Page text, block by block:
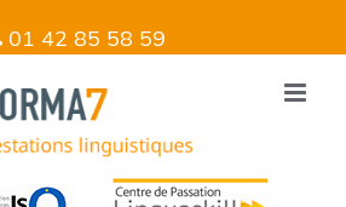
01 42 85 58 59